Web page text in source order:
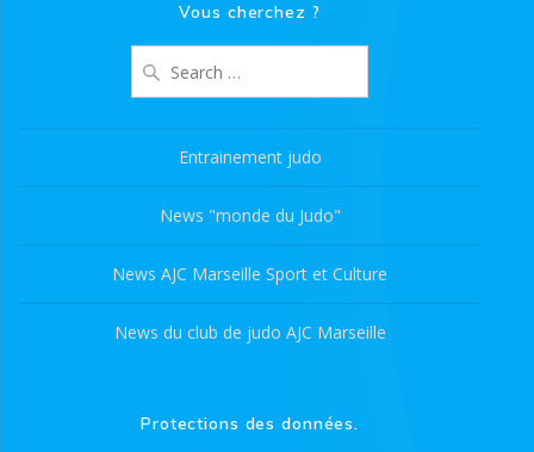
Vous cherchez ?
for:
Entrainement judo
News "monde du Judo"
News AJC Marseille Sport et Culture
News du club de judo AJC Marseille
Protections des données.